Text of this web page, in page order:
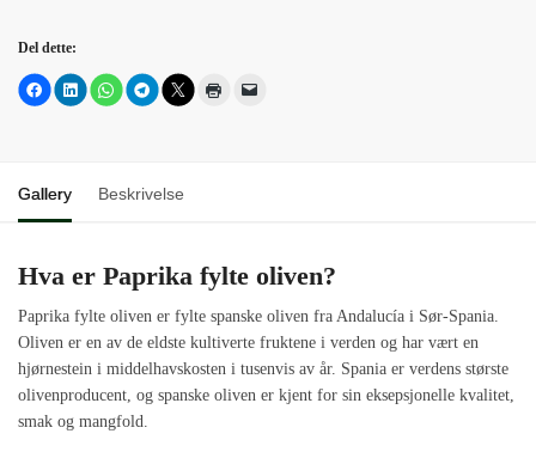
Del dette:
Gallery Beskrivelse
Hva er Paprika fylte oliven?
Paprika fylte oliven er fylte spanske oliven fra Andalucía i Sør-Spania.
Oliven er en av de eldste kultiverte fruktene i verden og har vært en
hjørnestein i middelhavskosten i tusenvis av år. Spania er verdens største
olivenproducent, og spanske oliven er kjent for sin eksepsjonelle kvalitet,
smak og mangfold.